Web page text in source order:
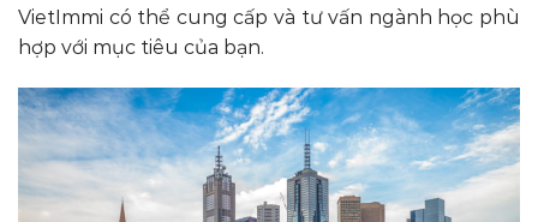
VietImmi có thể cung cấp và tư vấn ngành học phù
hợp với mục tiêu của bạn.